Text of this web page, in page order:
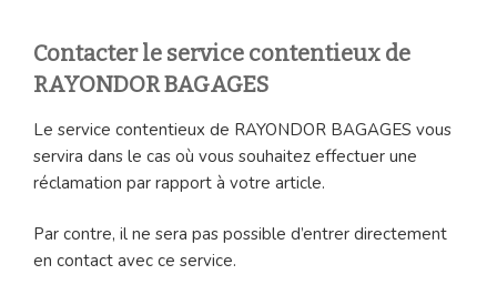
Contacter le service contentieux de
RAYONDOR BAGAGES
Le service contentieux de RAYONDOR BAGAGES vous
servira dans le cas où vous souhaitez effectuer une
réclamation par rapport à votre article.
Par contre, il ne sera pas possible d’entrer directement
en contact avec ce service.